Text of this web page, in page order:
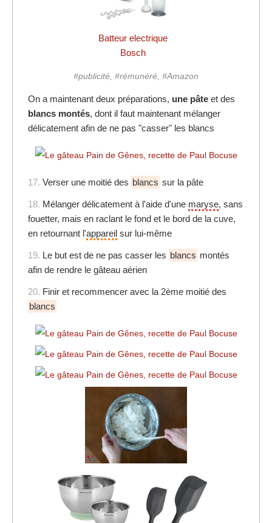
Batteur electrique
Bosch
#publicité, #rémunéré, #Amazon
On a maintenant deux préparations, une pâte et des
blancs montés, dont il faut maintenant mélanger
délicatement afin de ne pas "casser" les blancs
17. Verser une moitié des blancs sur la pâte
18. Mélanger délicatement à l'aide d'une maryse, sans
fouetter, mais en raclant le fond et le bord de la cuve,
en retournant l'appareil sur lui-même
19. Le but est de ne pas casser les blancs montés
afin de rendre le gâteau aérien
20. Finir et recommencer avec la 2ème moitié des
blancs